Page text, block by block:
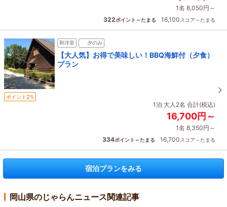
1名 8,050円～
322ポイント～たまる 16,100スコア～たまる
和洋室 夕のみ
【大人気】お得で美味しい！BBQ海鮮付（夕食）
プラン
ポイント 2%
1泊 大人2名 合計(税込)
16,700円～
1名 8,350円～
334ポイント～たまる 16,700スコア～たまる
宿泊プランをみる
岡山県のじゃらんニュース関連記事